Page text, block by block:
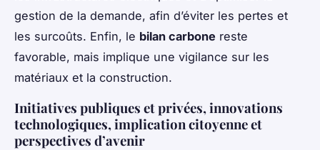
gestion de la demande, afin d’éviter les pertes et
les surcoûts. Enfin, le bilan carbone reste
favorable, mais implique une vigilance sur les
matériaux et la construction.
Initiatives publiques et privées, innovations
technologiques, implication citoyenne et
perspectives d’avenir